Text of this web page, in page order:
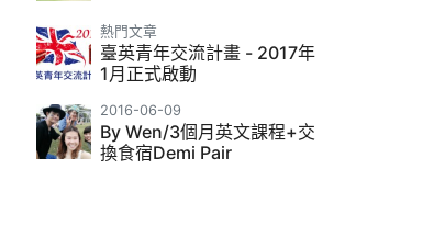
熱門文章
臺英青年交流計畫 - 2017年
1月正式啟動
2016-06-09
By Wen/3個月英文課程+交
換食宿Demi Pair